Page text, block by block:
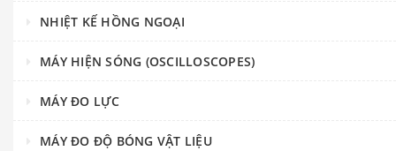
NHIỆT KẾ HỒNG NGOẠI
MÁY HIỆN SÓNG (OSCILLOSCOPES)
MÁY ĐO LỰC
MÁY ĐO ĐỘ BÓNG VẬT LIỆU